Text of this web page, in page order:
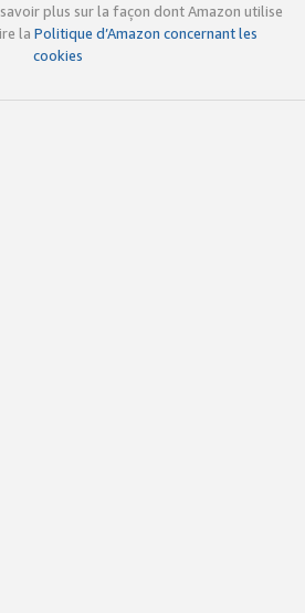
plus sur la façon dont Amazon utilise
la Politique d’Amazon concernant les
cookies